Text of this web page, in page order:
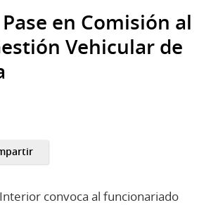
en Comisión al
Vehicular de
convoca al funcionariado